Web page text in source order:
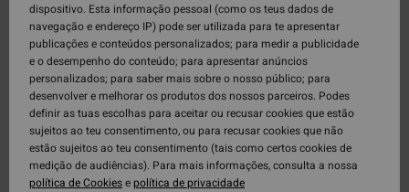
dispositivo. Esta informação pessoal (como os teus dados de
navegação e endereço IP) pode ser utilizada para te apresentar
publicações e conteúdos personalizados; para medir a publicidade
e o desempenho do conteúdo; para apresentar anúncios
personalizados; para saber mais sobre o nosso público; para
desenvolver e melhorar os produtos dos nossos parceiros. Podes
definir as tuas escolhas para aceitar ou recusar cookies que estão
sujeitos ao teu consentimento, ou para recusar cookies que não
estão sujeitos ao teu consentimento (tais como certos cookies de
medição de audiências). Para mais informações, consulta a nossa
política de Cookiesepolítica de privacidade